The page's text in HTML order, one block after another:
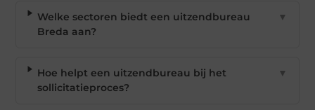
Welke sectoren biedt een uitzendbureau
Breda aan?
▼
Hoe helpt een uitzendbureau bij het
sollicitatieproces?
▼